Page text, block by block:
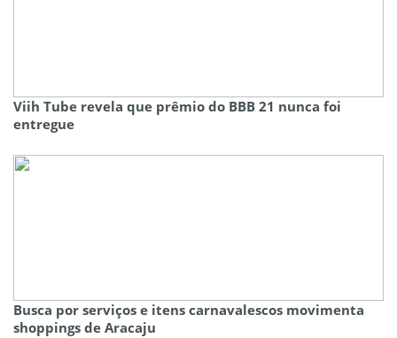
Viih Tube revela que prêmio do BBB 21 nunca foi
entregue
Busca por serviços e itens carnavalescos movimenta
shoppings de Aracaju